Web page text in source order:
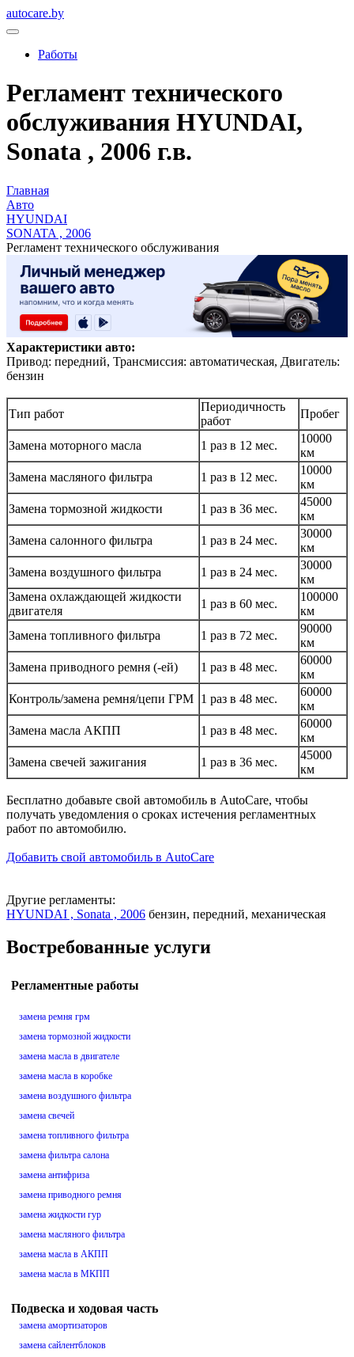
autocare.by
Работы
Регламент технического
обслуживания HYUNDAI,
Sonata , 2006 г.в.
Главная
Авто
HYUNDAI
SONATA , 2006
Регламент технического обслуживания
Характеристики авто:
Привод: передний, Трансмиссия: автоматическая, Двигатель:
бензин
Тип работ
Периодичность
работ
Пробег
Замена моторного масла 1 раз в 12 мес.
10000
км
Замена масляного фильтра
1 раз в 12 мес.
10000
км
Замена тормозной жидкости
1 раз в 36 мес.
45000
км
Замена салонного фильтра
1 раз в 24 мес.
30000
км
Замена воздушного фильтра
1 раз в 24 мес.
30000
км
Замена охлаждающей жидкости
двигателя
1 раз в 60 мес.
100000
км
Замена топливного фильтра
1 раз в 72 мес.
90000
км
Замена приводного ремня (-ей)
1 раз в 48 мес.
60000
км
Контроль/замена ремня/цепи ГРМ 1 раз в 48 мес.
60000
км
Замена масла АКПП
1 раз в 48 мес.
60000
км
Замена свечей зажигания
1 раз в 36 мес.
45000
км
Бесплатно добавьте свой автомобиль в AutoCare, чтобы
получать уведомления о сроках истечения регламентных
работ по автомобилю.
Добавить свой автомобиль в AutoCare
Другие регламенты:
HYUNDAI , Sonata , 2006 бензин, передний, механическая
Востребованные услуги
Регламентные работы
замена ремня грм
замена тормозной жидкости
замена масла в двигателе
замена масла в коробке
замена воздушного фильтра
замена свечей
замена топливного фильтра
замена фильтра салона
замена антифриза
замена приводного ремня
замена жидкости гур
замена масляного фильтра
замена масла в АКПП
замена масла в МКПП
Подвеска и ходовая часть
замена амортизаторов
замена сайлентблоков